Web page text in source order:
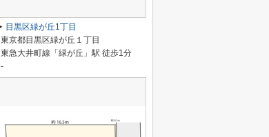
目黒区緑が丘1丁目
東京都目黒区緑が丘１丁目
東急大井町線「緑が丘」駅 徒歩1分
-